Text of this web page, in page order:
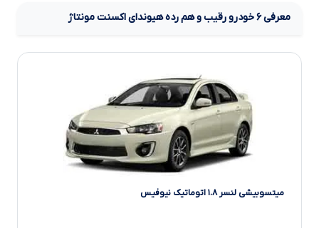
معرفی۶خودرو رقیب و هم ردههیوندای اکسنت مونتاژ
میتسوبیشی لنسر ۱.۸ اتوماتیک نیوفیس